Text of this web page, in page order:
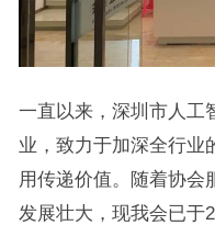
一直以来，深圳市人工
业，致力于加深全行业
用传递价值。随着协会
发展壮大，现我会已于